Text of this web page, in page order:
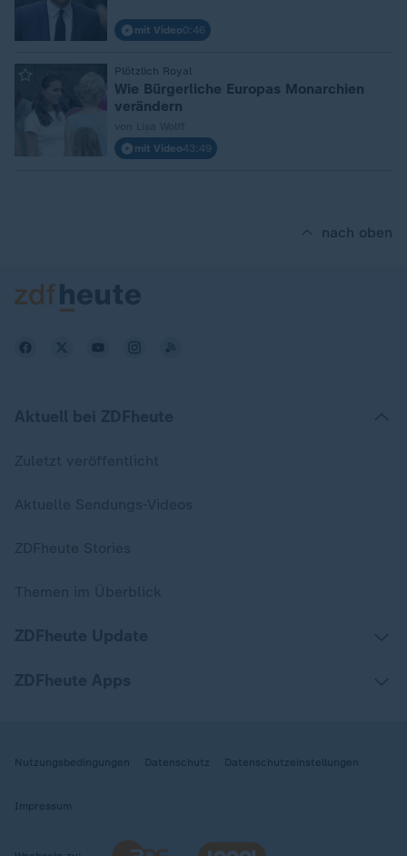
mit Video0:46
Plötzlich Royal
Wie Bürgerliche Europas Monarchien
verändern
mit Video43:49
nach oben
Nutzungsbedingungen Datenschutz Datenschutzeinstellungen
Impressum